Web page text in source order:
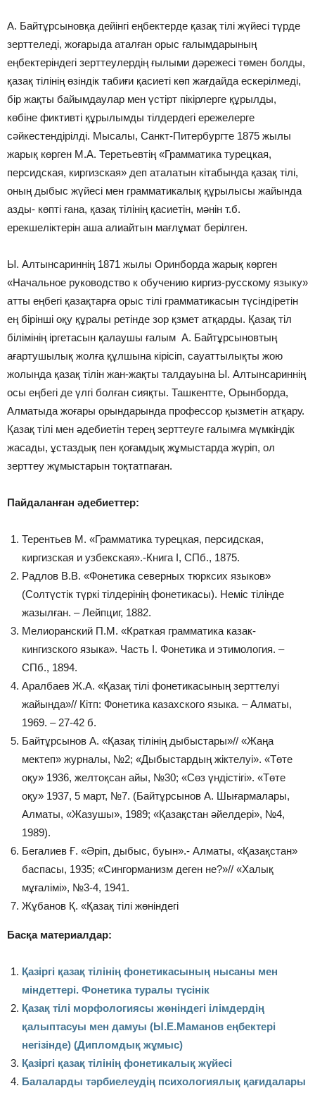
А. Байтұрсыновқа дейінгі еңбектерде қазақ тілі жүйесі түрде
зерттеледі, жоғарыда аталған орыс ғалымдарының
еңбектеріндегі зерттеулердің ғылыми дәрежесі төмен болды,
қазақ тілінің өзіндік табиғи қасиеті көп жағдайда ескерілмеді,
бір жақты байымдаулар мен үстірт пікірлерге құрылды,
көбіне фиктивті құрылымды тілдердегі ережелерге
сәйкестендірілді. Мысалы, Санкт-Питербургте 1875 жылы
жарық көрген М.А. Теретьевтің «Грамматика турецкая,
персидская, киргизская» деп аталатын кітабында қазақ тілі,
оның дыбыс жүйесі мен грамматикалық құрылысы жайында
азды- көпті ғана, қазақ тілінің қасиетін, мәнін т.б.
ерекшеліктерін аша алиайтын мағлұмат берілген.
Ы. Алтынсариннің 1871 жылы Оринборда жарық көрген
«Начальное руководство к обучению киргиз-русскому языку»
атты еңбегі қазақтарға орыс тілі грамматикасын түсіндіретін
ең бірінші оқу құралы ретінде зор қзмет атқарды. Қазақ тіл
білімінің іргетасын қалаушы ғалым А. Байтұрсыновтың
ағартушылық жолға құлшына кірісіп, сауаттылықты жою
жолында қазақ тілін жан-жақты талдауына Ы. Алтынсариннің
осы еңбегі де үлгі болған сияқты. Ташкентте, Орынборда,
Алматыда жоғары орындарында профессор қызметін атқару.
Қазақ тілі мен әдебиетін терең зерттеуге ғалымға мүмкіндік
жасады, ұстаздық пен қоғамдық жұмыстарда жүріп, ол
зерттеу жұмыстарын тоқтатпаған.
Пайдаланған әдебиеттер:
Терентьев М. «Грамматика турецкая, персидская,
киргизская и узбекская».-Книга І, СПб., 1875.
Радлов В.В. «Фонетика северных тюрксих языков»
(Солтүстік түркі тілдерінің фонетикасы). Неміс тілінде
жазылған. – Лейпциг, 1882.
Мелиоранский П.М. «Краткая грамматика казак-
кингизского языка». Часть І. Фонетика и этимология. –
СПб., 1894.
Аралбаев Ж.А. «Қазақ тілі фонетикасының зерттелуі
жайында»// Кітп: Фонетика казахского языка. – Алматы,
1969. – 27-42 б.
Байтұрсынов А. «Қазақ тілінің дыбыстары»// «Жаңа
мектеп» журналы, №2; «Дыбыстардың жіктелуі». «Төте
оқу» 1936, желтоқсан айы, №30; «Сөз үндістігі». «Төте
оқу» 1937, 5 март, №7. (Байтұрсынов А. Шығармалары,
Алматы, «Жазушы», 1989; «Қазақстан әйелдері», №4,
1989).
Бегалиев Ғ. «Әріп, дыбыс, буын».- Алматы, «Қазақстан»
баспасы, 1935; «Сингорманизм деген не?»// «Халық
мұғалімі», №3-4, 1941.
Жұбанов Қ. «Қазақ тілі жөніндегі
Басқа материалдар:
Қазіргі қазақ тілінің фонетикасының нысаны мен
міндеттері. Фонетика туралы түсінік
Қазақ тілі морфологиясы жөніндегі ілімдердің
қалыптасуы мен дамуы (Ы.Е.Маманов еңбектері
негізінде) (Дипломдық жұмыс)
Қазіргі қазақ тілінің фонетикалық жүйесі
Балаларды тәрбиелеудің психологиялық қағидалары